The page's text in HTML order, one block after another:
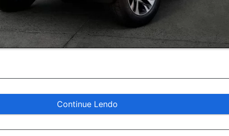
Continue Lendo